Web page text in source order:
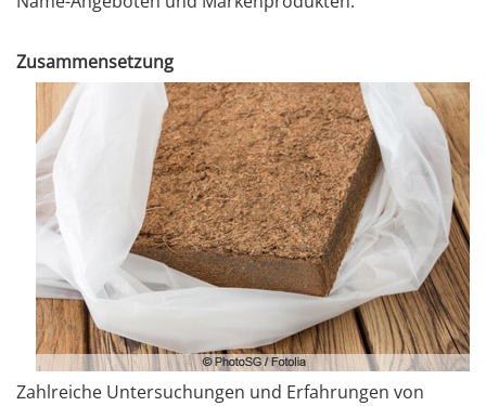
Zusammensetzung
Zahlreiche Untersuchungen und Erfahrungen von